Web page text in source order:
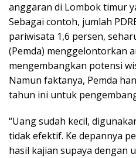
anggaran di Lombok timur
Sebagai contoh, jumlah
pariwisata 1,6 persen,
(Pemda) menggelontorkan
mengembangkan potensi
Namun faktanya, Pemda
tahun ini untuk
“Uang sudah kecil,
tidak efektif. Ke depannya
hasil kajian supaya dengan